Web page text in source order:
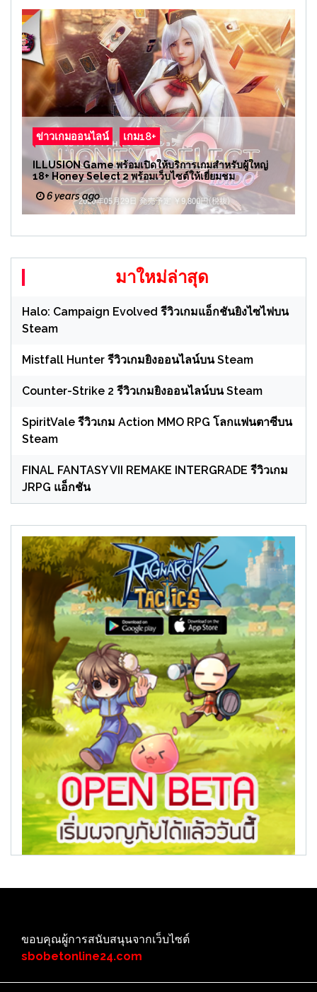
ข่าวเกมออนไลน์ เกม18+
ILLUSION Game พร้อมเปิดให้บริการเกมสำหรับผู้ใหญ่
18+ Honey Select 2 พร้อมเว็บไซต์ให้เยี่ยมชม
6 years ago
มาใหม่ล่าสุด
Halo: Campaign Evolved รีวิวเกมแอ็กชันยิงไซไฟบน
Steam
Mistfall Hunter รีวิวเกมยิงออนไลน์บน Steam
Counter-Strike 2 รีวิวเกมยิงออนไลน์บน Steam
SpiritVale รีวิวเกม Action MMO RPG โลกแฟนตาซีบน
Steam
FINAL FANTASY VII REMAKE INTERGRADE รีวิวเกม
JRPG แอ็กชัน
ขอบคุณผู้การสนับสนุนจากเว็บไซต์
sbobetonline24.com